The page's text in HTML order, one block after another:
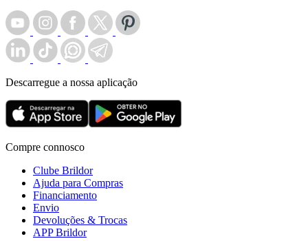
Descarregue a nossa aplicação
Compre connosco
Clube Brildor
Ajuda para Compras
Financiamento
Envio
Devoluções & Trocas
APP Brildor